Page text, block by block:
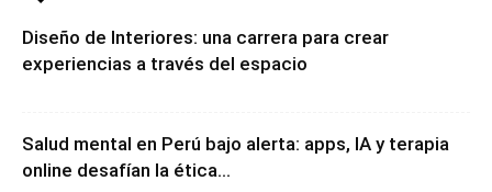
Diseño de Interiores: una carrera para crear
experiencias a través del espacio
Salud mental en Perú bajo alerta: apps, IA y terapia
online desafían la ética...